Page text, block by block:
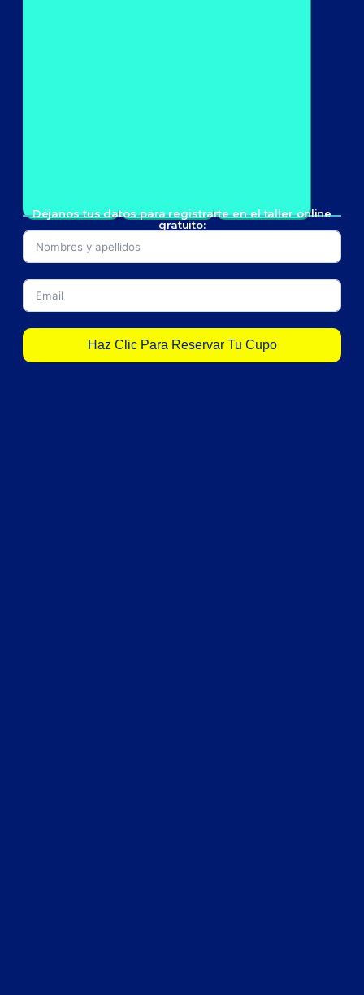
Déjanos tus datos para registrarte en el taller online
gratuito:
Haz Clic Para Reservar Tu Cupo